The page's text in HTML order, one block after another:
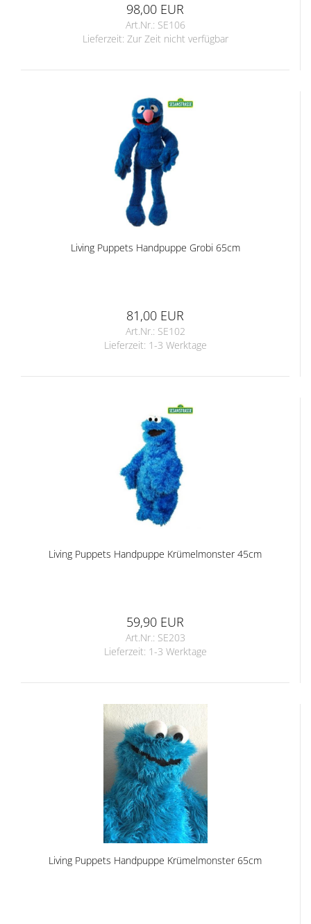
98,00 EUR
Art.Nr.: SE106
Lieferzeit: Zur Zeit nicht verfügbar
Living Puppets Handpuppe Grobi 65cm
81,00 EUR
Art.Nr.: SE102
Lieferzeit: 1-3 Werktage
Living Puppets Handpuppe Krümelmonster 45cm
59,90 EUR
Art.Nr.: SE203
Lieferzeit: 1-3 Werktage
Living Puppets Handpuppe Krümelmonster 65cm